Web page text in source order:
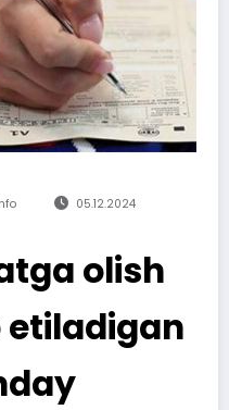
05.12.2024
olish